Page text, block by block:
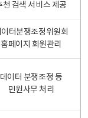
천 검색 서비스 제공
이터분쟁조정위원회
홈페이지 회원관리
데이터 분쟁조정 등
민원사무 처리